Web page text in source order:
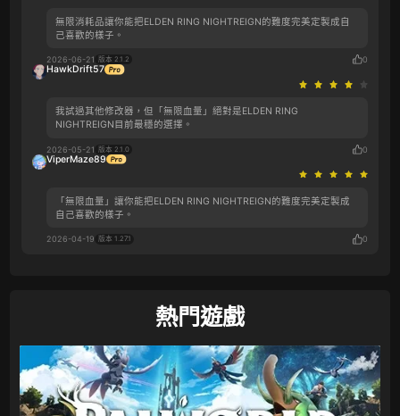
無限消耗品讓你能把‌‌ELDEN RING NIGHTREIGN的難度完美定製成自
己喜歡的樣子。
2026-06-21 版本 2.1.2 0
HawkDrift57
我試過其他修改器，但「無限血量」絕對是‌‌ELDEN RING
NIGHTREIGN目前最穩的選擇。
2026-05-21 版本 2.1.0 0
ViperMaze89
「無限血量」讓你能把‌‌ELDEN RING NIGHTREIGN的難度完美定製成
自己喜歡的樣子。
2026-04-19 版本 1.27.1 0
熱門遊戲